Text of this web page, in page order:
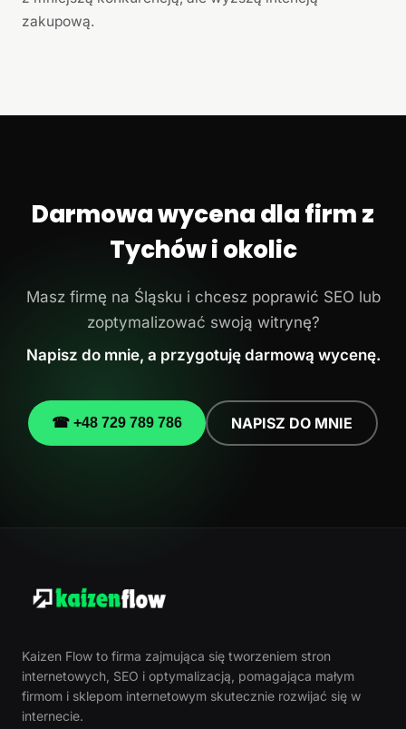
zakupową.
Darmowa wycena dla firm z
Tychów i okolic
Masz firmę na Śląsku i chcesz poprawić SEO lub
zoptymalizować swoją witrynę?
Napisz do mnie, a przygotuję darmową wycenę.
☎ +48 729 789 786 NAPISZ DO MNIE
Kaizen Flow to firma zajmująca się tworzeniem stron
internetowych, SEO i optymalizacją, pomagająca małym
firmom i sklepom internetowym skutecznie rozwijać się w
internecie.